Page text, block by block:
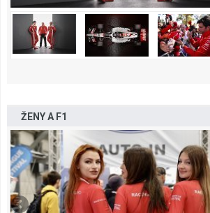
ŽENY A F1